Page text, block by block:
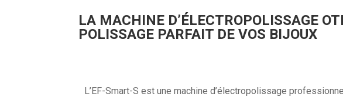
LA MACHINE D’ÉLECTROPOLISSAGE
POLISSAGE PARFAIT DE VOS BIJOUX
L’EF-Smart-S est une machine d’électropolissage